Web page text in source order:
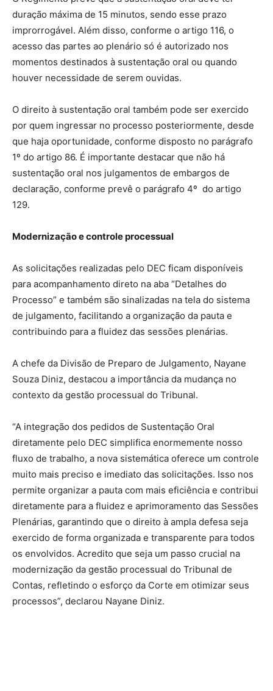
duração máxima de 15 minutos, sendo esse prazo
improrrogável. Além disso, conforme o artigo 116, o
acesso das partes ao plenário só é autorizado nos
momentos destinados à sustentação oral ou quando
houver necessidade de serem ouvidas.
O direito à sustentação oral também pode ser exercido
por quem ingressar no processo posteriormente, desde
que haja oportunidade, conforme disposto no parágrafo
1º do artigo 86. É importante destacar que não há
sustentação oral nos julgamentos de embargos de
declaração, conforme prevê o parágrafo 4º do artigo
129.
Modernização e controle processual
As solicitações realizadas pelo DEC ficam disponíveis
para acompanhamento direto na aba “Detalhes do
Processo” e também são sinalizadas na tela do sistema
de julgamento, facilitando a organização da pauta e
contribuindo para a fluidez das sessões plenárias.
A chefe da Divisão de Preparo de Julgamento, Nayane
Souza Diniz, destacou a importância da mudança no
contexto da gestão processual do Tribunal.
“A integração dos pedidos de Sustentação Oral
diretamente pelo DEC simplifica enormemente nosso
fluxo de trabalho, a nova sistemática oferece um controle
muito mais preciso e imediato das solicitações. Isso nos
permite organizar a pauta com mais eficiência e contribui
diretamente para a fluidez e aprimoramento das Sessões
Plenárias, garantindo que o direito à ampla defesa seja
exercido de forma organizada e transparente para todos
os envolvidos. Acredito que seja um passo crucial na
modernização da gestão processual do Tribunal de
Contas, refletindo o esforço da Corte em otimizar seus
processos”, declarou Nayane Diniz.